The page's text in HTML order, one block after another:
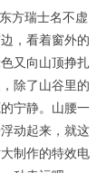
方瑞士名不虚
，看着窗外的
又向山顶挣扎
除了山谷里的
宁静。山腰一
动起来，就这
制作的特效电